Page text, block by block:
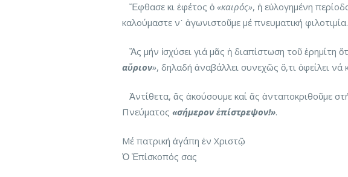
Ἔφθασε κι ἐφέτος ὁ «καιρός», ἡ εὐλογημένη
καλούμαστε ν᾽ ἀγωνιστοῦμε μέ πνευματική φιλοτιμία.
Ἄς μήν ἰσχύσει γιά μᾶς ἡ διαπίστωση τοῦ ἐρημίτη
αὔριον», δηλαδή ἀναβάλλει συνεχῶς ὅ,τι ὀφείλει νά
Ἀντίθετα, ἄς ἀκούσουμε καί ἄς ἀνταποκριθοῦμε
Πνεύματος «σήμερον ἐπίστρεψον!».
Μέ πατρική ἀγάπη ἐν Χριστῷ
Ὁ Ἐπίσκοπός σας